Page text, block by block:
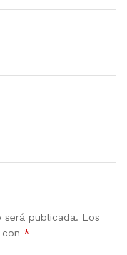
publicada. Los
*